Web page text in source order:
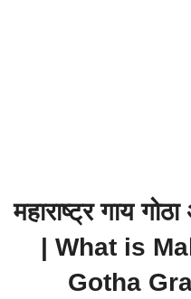
महाराष्ट्र गाय
| What is
Gotha